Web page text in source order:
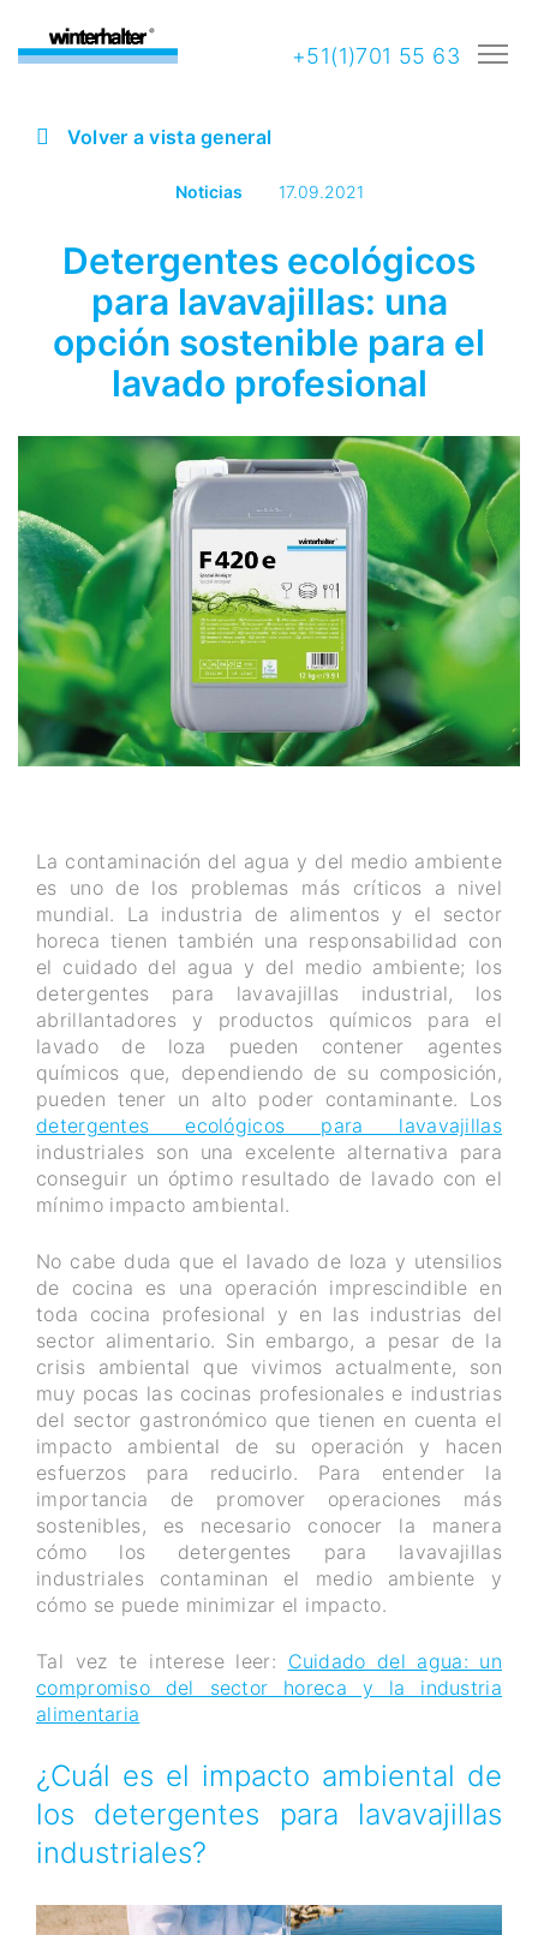
+51(1)701 55 63
Volver a vista general
Noticias 17.09.2021
Detergentes ecológicos
para lavavajillas: una
opción sostenible para el
lavado profesional
La contaminación del agua y del medio ambiente
es uno de los problemas más críticos a nivel
mundial. La industria de alimentos y el sector
horeca tienen también una responsabilidad con
el cuidado del agua y del medio ambiente; los
detergentes para lavavajillas industrial, los
abrillantadores y productos químicos para el
lavado de loza pueden contener agentes
químicos que, dependiendo de su composición,
pueden tener un alto poder contaminante. Los
detergentes ecológicos para lavavajillas
industriales son una excelente alternativa para
conseguir un óptimo resultado de lavado con el
mínimo impacto ambiental.
No cabe duda que el lavado de loza y utensilios
de cocina es una operación imprescindible en
toda cocina profesional y en las industrias del
sector alimentario. Sin embargo, a pesar de la
crisis ambiental que vivimos actualmente, son
muy pocas las cocinas profesionales e industrias
del sector gastronómico que tienen en cuenta el
impacto ambiental de su operación y hacen
esfuerzos para reducirlo. Para entender la
importancia de promover operaciones más
sostenibles, es necesario conocer la manera
cómo los detergentes para lavavajillas
industriales contaminan el medio ambiente y
cómo se puede minimizar el impacto.
Tal vez te interese leer: Cuidado del agua: un
compromiso del sector horeca y la industria
alimentaria
¿Cuál es el impacto ambiental de
los detergentes para lavavajillas
industriales?